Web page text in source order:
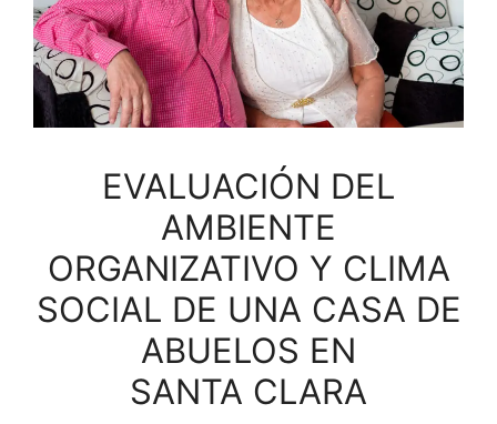
EVALUACIÓN DEL
AMBIENTE
ORGANIZATIVO Y CLIMA
SOCIAL DE UNA CASA DE
ABUELOS EN
SANTA CLARA